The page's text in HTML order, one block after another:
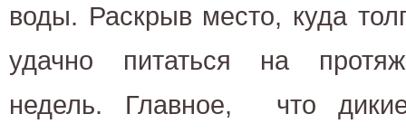
воды. Раскрыв место, куда
удачно питаться на
недель. Главное, что